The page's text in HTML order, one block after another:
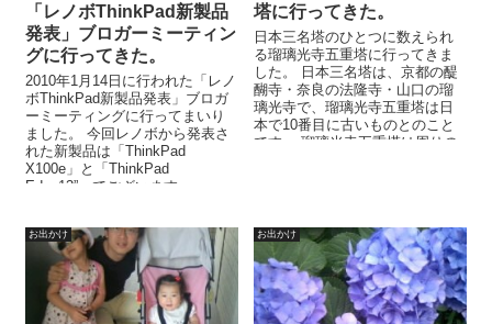
「レノボThinkPad新製品
発表」ブロガーミーティン
グに行ってきた。
2010年1月14日に行われた「レノ
ボThinkPad新製品発表」ブロガ
ーミーティングに行ってまいり
ました。 今回レノボから発表さ
れた新製品は「ThinkPad
X100e」と「ThinkPad
Edge13”」でございます。 ...
塔に行ってきた。
日本三名塔のひとつに数えられ
る瑠璃光寺五重塔に行ってきま
した。 日本三名塔は、京都の醍
醐寺・奈良の法隆寺・山口の瑠
璃光寺で、瑠璃光寺五重塔は日
本で10番目に古いものとのこと
です。 瑠璃光寺五重塔は周りの
お出かけ お出かけ